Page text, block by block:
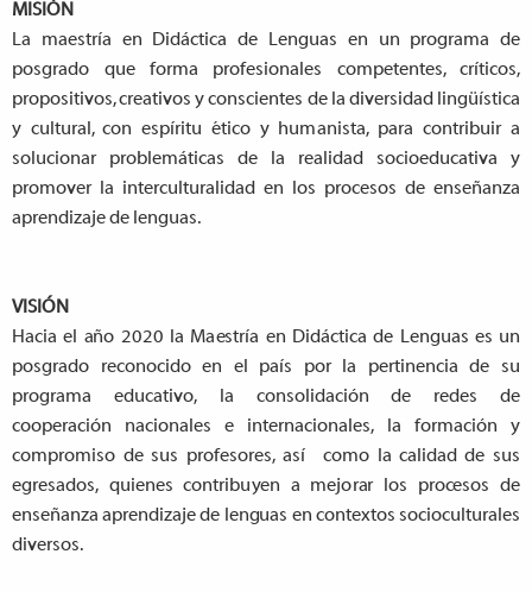
MISIÓN
La maestría en Didáctica de Lenguas en un programa de
posgrado que forma profesionales competentes,críticos,
propositivos,creativos yconscientes de la diversidad lingüística
y cultural,conespíritu ético y humanista, paracontribuir a
solucionar problemáticas de la realidad socioeducativa y
promover la interculturalidaden los procesos deenseñanza
aprendizaje de lenguas.
VISIÓN
Haciael año 2020 la Maestría en Didácticade Lenguas es un
posgradoreconocidoen el país por la pertinencia de su
programa educativo, la consolidación de redes de
cooperación nacionales e internacionales, la formación y
compromiso de sus profesores,así como lacalidad de sus
egresados, quienescontribuyen a mejorar los procesos de
enseñanza aprendizaje de lenguas en contextossocioculturales
diversos.